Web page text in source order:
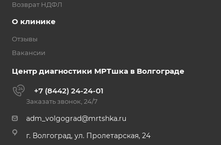
Возврат НДФЛ
О клинике
Отзывы
Вакансии
Центр диагностики МРТшка в Волгограде
+7 (8442) 24-24-01
Заказать звонок, 24/7
adm_volgograd@mrtshka.ru
г. Волгоград, ул. Пролетарская, 24